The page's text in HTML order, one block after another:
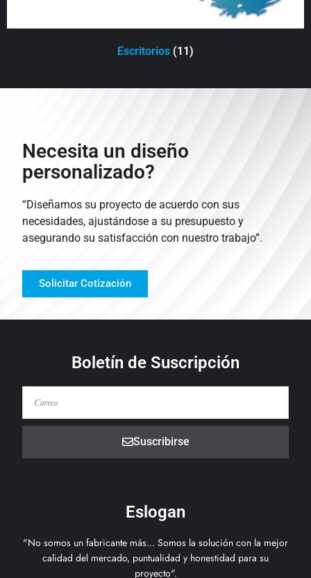
Escritorios (11)
Necesita un diseño
personalizado?
“Diseñamos su proyecto de acuerdo con sus
necesidades, ajustándose a su presupuesto y
asegurando su satisfacción con nuestro trabajo”.
Solicitar Cotización
Boletín de Suscripción
Suscribirse
Eslogan
"No somos un fabricante más... Somos la solución con la mejor
calidad del mercado, puntualidad y honestidad para su
proyecto".